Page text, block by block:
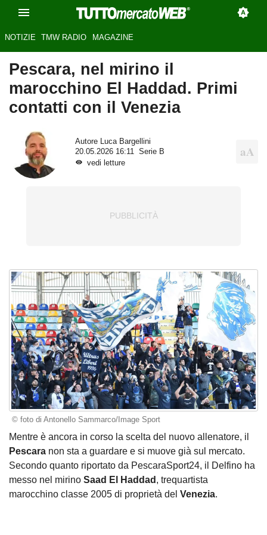
NOTIZIE TMW RADIO MAGAZINE
Pescara, nel mirino il
marocchino El Haddad. Primi
contatti con il Venezia
Autore Luca Bargellini
20.05.2026 16:11
Serie B
vedi letture
© foto di Antonello Sammarco/Image Sport
Mentre è ancora in corso la scelta del nuovo allenatore, il
Pescara non sta a guardare e si muove già sul mercato.
Secondo quanto riportato da PescaraSport24, il Delfino ha
messo nel mirino Saad El Haddad , trequartista
marocchino classe 2005 di proprietà del Venezia.